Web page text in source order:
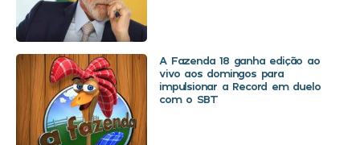
A Fazenda 18 ganha edição ao
vivo aos domingos para
impulsionar a Record em duelo
com o SBT